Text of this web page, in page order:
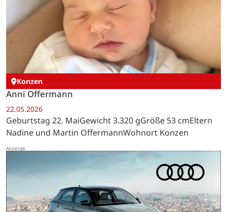
Konzen
Anni Offermann
22.05.2026
Geburtstag 22. MaiGewicht 3.320 gGröße 53 cmEltern
Nadine und Martin OffermannWohnort Konzen